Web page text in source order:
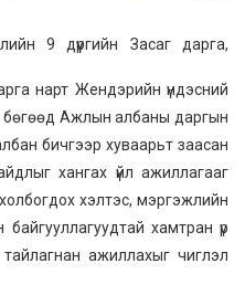
9 дүүргийн Засаг дарга,
нарт Жендэрийн үндэсний
бөгөөд Ажлын албаны даргын
бичгээр хуваарьт заасан
хангах үйл ажиллагааг
хэлтэс, мэргэжлийн
хамтран үр
ажиллахыг чиглэл